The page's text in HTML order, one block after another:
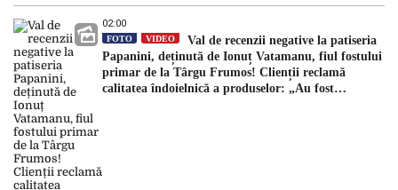
02:00
FOTO VIDEO
Val de recenzii negative la patiseria
Papanini, deținută de Ionuț Vatamanu, fiul fostului
primar de la Târgu Frumos! Clienții reclamă
calitatea îndoielnică a produselor: „Au fost